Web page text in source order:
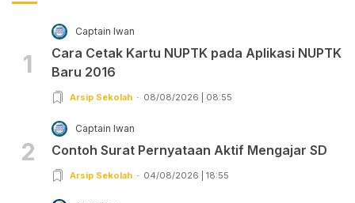
1
Captain Iwan
Cara Cetak Kartu NUPTK pada Aplikasi NUPTK
Baru 2016
Arsip Sekolah 08/08/2026 | 08:55
2
Captain Iwan
Contoh Surat Pernyataan Aktif Mengajar SD
Arsip Sekolah 04/08/2026 | 18:55